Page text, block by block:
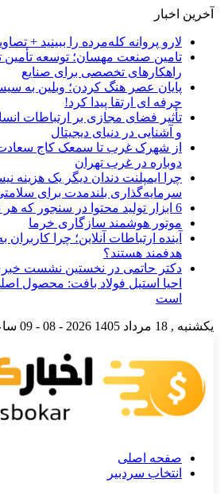
آخرین اخبار
لارو پروانه کله‌مرده را ببینید +
تامین صنعت مهسان؛ توسعه تأمین
راهکارهای تخصصی برای صنایع
پایان عصر هنگ کردن؛ وبلین به
حرفه ای ارتقا پیدا کرد!
تأثیر فضای مجازی بر ارتباطات
و آشنایی در دنیای دیجیتال
از شهرک غرب تا سمعک کاج سعادت
دوباره در غرب تهران
چرا ایمپلنت دندان دیگر یک هزینه
سرمایه‌گذاری بلندمدت برای
6 ابزار تولید محتوا در سنجور که هر نویسنده به آن‌ها نیاز دارد
موتور هوشمند سازگاری خرما
آینده ارتباطات آنلاین؛ چرا
هدفمند هستند؟
دکتر حاتمی در نخستین نشست
احیا استیل فولاد بافت: محصول
است
یکشنبه , 18 مرداد 1405 2026 - 08 - 09
صفحه اصلی
انتخاب سردبیر